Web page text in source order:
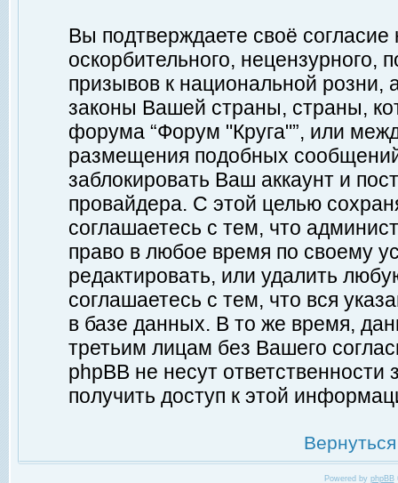
Вы подтверждаете своё
оскорбительного, нецензурного,
призывов к национальной
законы Вашей страны, страны,
форума “Форум "Круга"”, или
размещения подобных
заблокировать Ваш аккаунт и
провайдера. С этой целью
соглашаетесь с тем, что
право в любое время по своему
редактировать, или удалить
соглашаетесь с тем, что вся
в базе данных. В то же время,
третьим лицам без Вашего
phpBB не несут ответственности
получить доступ к этой
Powered by phpBB